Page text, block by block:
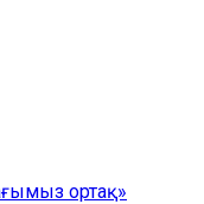
ортақ»